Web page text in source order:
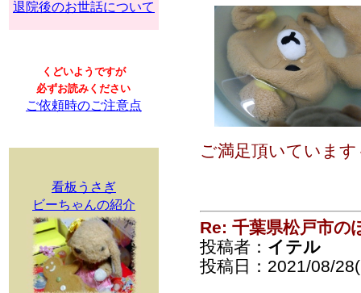
退院後のお世話について
くどいようですが
必ずお読みください
ご依頼時のご注意点
看板うさぎ
ビーちゃんの紹介
ご満足頂いています
Re: 千葉県松戸市の
投稿者： イテル
投稿日：2021/08/